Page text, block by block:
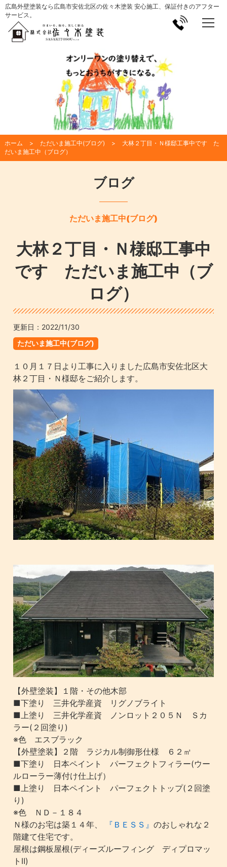
広島外壁塗装なら広島市安佐北区の佐々木塗装 安心施工、保証付きのアフター
サービス。
ホーム ただいま施工中(ブログ)
大林２丁目・Ｎ様邸工事中です た
だいま施工中（ブログ）
ブログ
ただいま施工中(ブログ)
大林２丁目・Ｎ様邸工事中
です ただいま施工中（ブ
ログ）
更新日： 2022/11/30
ただいま施工中(ブログ)
１０月１７日より工事に入りました広島市安佐北区大
林２丁目・Ｎ様邸をご紹介します。
【外壁塗装】１階・その他木部
■下塗り 三井化学産資 リグノブライト
■上塗り 三井化学産資 ノンロット２０５Ｎ Ｓカ
ラー(２回塗り)
※色 エスブラック
【外壁塗装】２階 ラジカル制御形仕様 ６２㎡
■下塗り 日本ペイント パーフェクトフィラー(ウー
ルローラー薄付け仕上げ）
■上塗り 日本ペイント パーフェクトトップ(２回塗
り)
※色 ＮＤ－１８４
Ｎ様のお宅は築１４年、
『ＢＥＳＳ』のおしゃれな２
階建て住宅です。
屋根は鋼板屋根(ディーズルーフィング ディプロマッ
トⅡ)